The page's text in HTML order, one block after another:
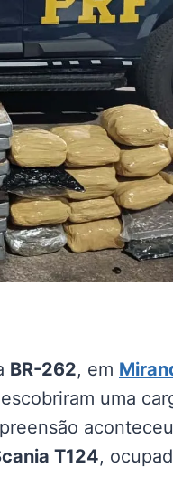
BR-262, em
uma
T124,